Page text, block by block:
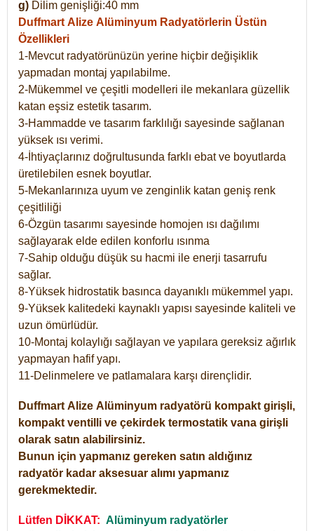
g) Dilim genişliği:40 mm
Duffmart Alize Alüminyum Radyatörlerin Üstün
Özellikleri
1-Mevcut radyatörünüzün yerine hiçbir değişiklik
yapmadan montaj yapılabilme.
2-Mükemmel ve çeşitli modelleri ile mekanlara güzellik
katan eşsiz estetik tasarım.
3-Hammadde ve tasarım farklılığı sayesinde sağlanan
yüksek ısı verimi.
4-İhtiyaçlarınız doğrultusunda farklı ebat ve boyutlarda
üretilebilen esnek boyutlar.
5-Mekanlarınıza uyum ve zenginlik katan geniş renk
çeşitliliği
6-Özgün tasarımı sayesinde homojen ısı dağılımı
sağlayarak elde edilen konforlu ısınma
7-Sahip olduğu düşük su hacmi ile enerji tasarrufu
sağlar.
8-Yüksek hidrostatik basınca dayanıklı mükemmel yapı.
9-Yüksek kalitedeki kaynaklı yapısı sayesinde kaliteli ve
uzun ömürlüdür.
10-Montaj kolaylığı sağlayan ve yapılara gereksiz ağırlık
yapmayan hafif yapı.
11-Delinmelere ve patlamalara karşı dirençlidir.
Duffmart Alize Alüminyum radyatörü kompakt girişli,
kompakt ventilli ve çekirdek termostatik vana girişli
olarak satın alabilirsiniz.
Bunun için yapmanız gereken satın aldığınız
radyatör kadar aksesuar alımı yapmanız
gerekmektedir.
Lütfen DİKKAT: Alüminyum radyatörler